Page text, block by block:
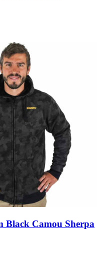
Black Camou Sherpa